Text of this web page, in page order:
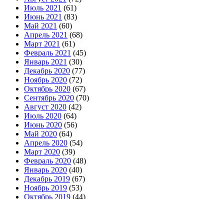
Июль 2021 (61)
Июнь 2021 (83)
Май 2021 (60)
Апрель 2021 (68)
Март 2021 (61)
Февраль 2021 (45)
Январь 2021 (30)
Декабрь 2020 (77)
Ноябрь 2020 (72)
Октябрь 2020 (67)
Сентябрь 2020 (70)
Август 2020 (42)
Июль 2020 (64)
Июнь 2020 (56)
Май 2020 (64)
Апрель 2020 (54)
Март 2020 (39)
Февраль 2020 (48)
Январь 2020 (40)
Декабрь 2019 (67)
Ноябрь 2019 (53)
Октябрь 2019 (44)